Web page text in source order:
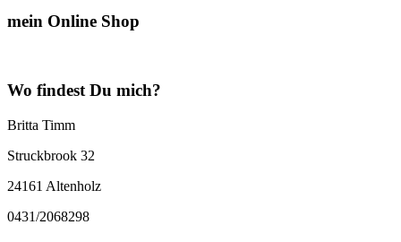
mein Online Shop
Wo findest Du mich?
Britta Timm
Struckbrook 32
24161 Altenholz
0431/2068298